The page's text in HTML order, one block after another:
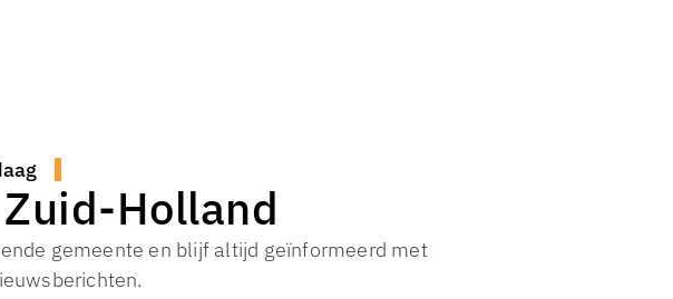
Holland
gemeente en blijf altijd geïnformeerd met